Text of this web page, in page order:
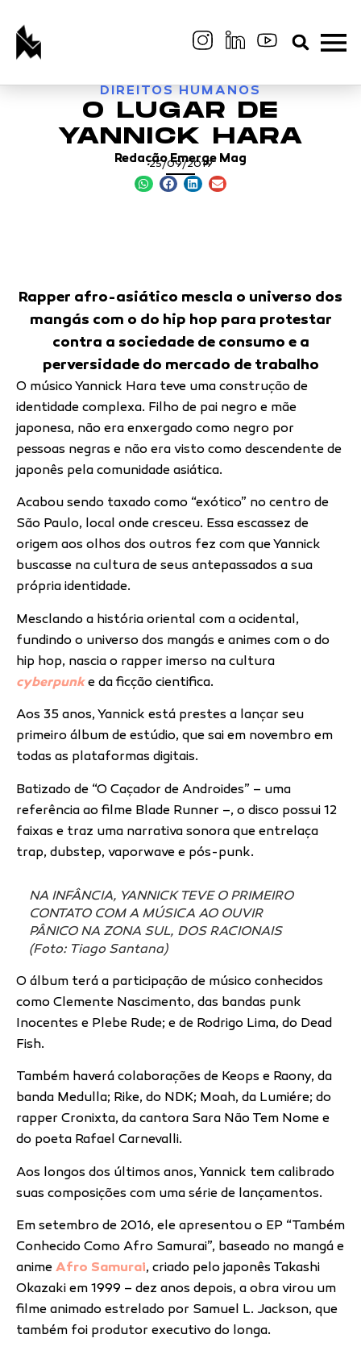
DIREITOS HUMANOS
O LUGAR DE
YANNICK HARA
Redação Emerge Mag
25/09/2019
Rapper afro-asiático mescla o universo dos
mangás com o do hip hop para protestar
contra a sociedade de consumo e a
perversidade do mercado de trabalho
O músico Yannick Hara teve uma construção de
identidade complexa. Filho de pai negro e mãe
japonesa, não era enxergado como negro por
pessoas negras e não era visto como descendente de
japonês pela comunidade asiática.
Acabou sendo taxado como “exótico” no centro de
São Paulo, local onde cresceu. Essa escassez de
origem aos olhos dos outros fez com que Yannick
buscasse na cultura de seus antepassados a sua
própria identidade.
Mesclando a história oriental com a ocidental,
fundindo o universo dos mangás e animes com o do
hip hop, nascia o rapper imerso na cultura
cyberpunke da ficção cientifica.
Aos 35 anos, Yannick está prestes a lançar seu
primeiro álbum de estúdio, que sai em novembro em
todas as plataformas digitais.
Batizado de “O Caçador de Androides” – uma
referência ao filme Blade Runner –, o disco possui 12
faixas e traz uma narrativa sonora que entrelaça
trap, dubstep, vaporwave e pós-punk.
NA INFÂNCIA, YANNICK TEVE O PRIMEIRO
CONTATO COM A MÚSICA AO OUVIR
PÂNICO NA ZONA SUL, DOS RACIONAIS
(Foto: Tiago Santana)
O álbum terá a participação de músico conhecidos
como Clemente Nascimento, das bandas punk
Inocentes e Plebe Rude; e de Rodrigo Lima, do Dead
Fish.
Também haverá colaborações de Keops e Raony, da
banda Medulla; Rike, do NDK; Moah, da Lumiére; do
rapper Cronixta, da cantora Sara Não Tem Nome e
do poeta Rafael Carnevalli.
Aos longos dos últimos anos, Yannick tem calibrado
suas composições com uma série de lançamentos.
Em setembro de 2016, ele apresentou o EP “Também
Conhecido Como Afro Samurai”, baseado no mangá e
anime Afro Samurai, criado pelo japonês Takashi
Okazaki em 1999 – dez anos depois, a obra virou um
filme animado estrelado por Samuel L. Jackson, que
também foi produtor executivo do longa.